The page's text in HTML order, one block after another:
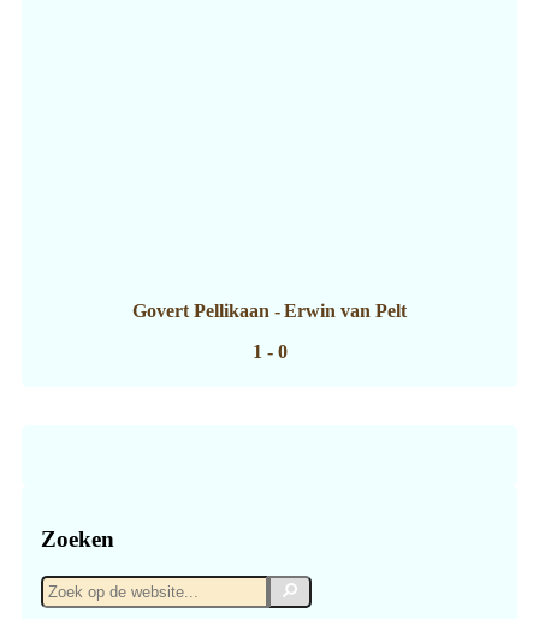
Govert Pellikaan - Erwin van Pelt
1 - 0
Zoeken
Zoek
op
Zoek